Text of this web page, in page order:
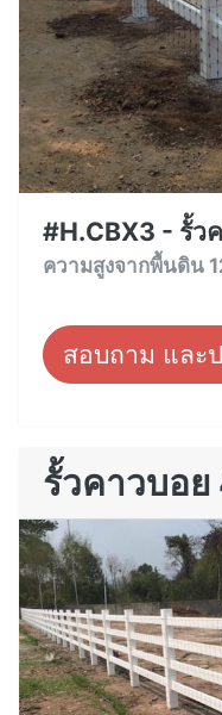
#H.CBX3 - รั้ว
ความสูงจากพื้นดิน
สอบถาม และ
รั้วคาวบอ